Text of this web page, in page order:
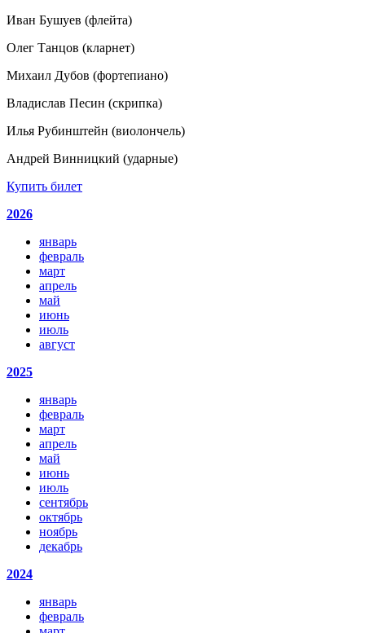
Иван Бушуев (флейта)
Олег Танцов (кларнет)
Михаил Дубов (фортепиано)
Владислав Песин (скрипка)
Илья Рубинштейн (виолончель)
Андрей Винницкий (ударные)
Купить билет
2026
январь
февраль
март
апрель
май
июнь
июль
август
2025
январь
февраль
март
апрель
май
июнь
июль
сентябрь
октябрь
ноябрь
декабрь
2024
январь
февраль